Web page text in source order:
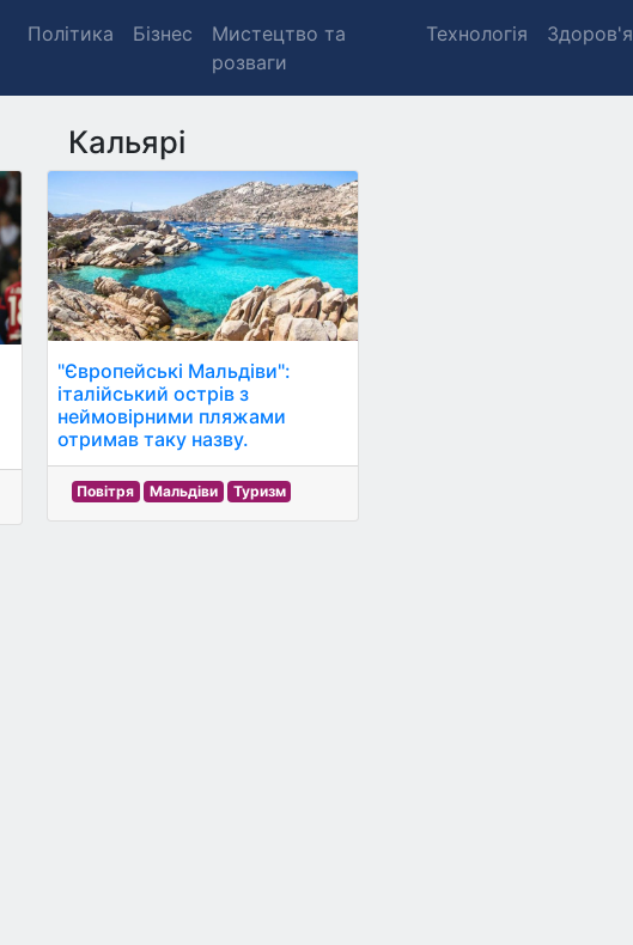
Політика Бізнес
Мистецтво та
розваги
Технологія Здоров'я
Кальярі
"Європейські Мальдіви":
італійський острів з
неймовірними пляжами
отримав таку назву.
Повітря Мальдіви Туризм